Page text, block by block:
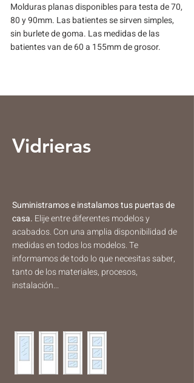
Molduras planas disponibles para testa de 70,
80 y 90mm. Las batientes se sirven simples,
sin burlete de goma. Las medidas de las
batientes van de 60 a 155mm de grosor.
Vidrieras
Suministramos e instalamos tus puertas de
casa. ​​Elije entre diferentes modelos y
acabados. Con una amplia disponibilidad de
medidas en todos los modelos. Te
informamos de todo lo que necesitas saber,
tanto de los materiales, procesos,
instalación...